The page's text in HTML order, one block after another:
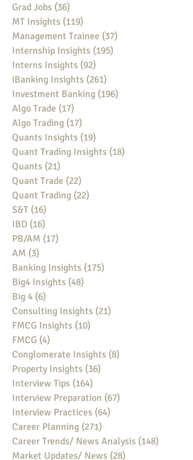
Grad Jobs (36)
MT Insights (119)
Management Trainee (37)
Internship Insights (195)
Interns Insights (92)
iBanking Insights (261)
Investment Banking (196)
Algo Trade (17)
Algo Trading (17)
Quants Insights (19)
Quant Trading Insights (18)
Quants (21)
Quant Trade (22)
Quant Trading (22)
S&T (16)
IBD (16)
PB/AM (17)
AM (3)
Banking Insights (175)
Big4 Insights (48)
Big 4 (6)
Consulting Insights (21)
FMCG Insights (10)
FMCG (4)
Conglomerate Insights (8)
Property Insights (36)
Interview Tips (164)
Interview Preparation (67)
Interview Practices (64)
Career Planning (271)
Career Trends/ News Analysis (148)
Market Updates/ News (28)